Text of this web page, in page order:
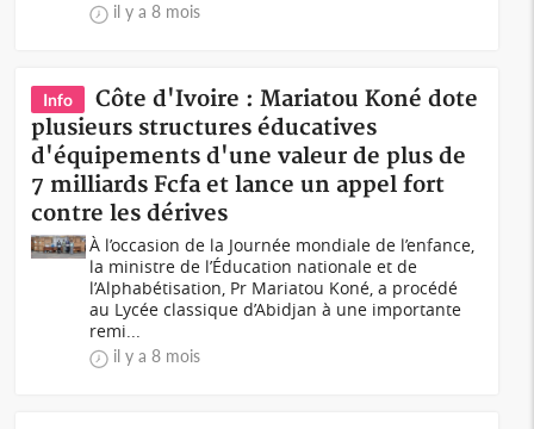
il y a 8 mois
Info
Côte d'Ivoire : Mariatou Koné dote
plusieurs structures éducatives
d'équipements d'une valeur de plus de
7 milliards Fcfa et lance un appel fort
contre les dérives
À l’occasion de la Journée mondiale de l’enfance,
la ministre de l’Éducation nationale et de
l’Alphabétisation, Pr Mariatou Koné, a procédé
au Lycée classique d’Abidjan à une importante
remi...
il y a 8 mois